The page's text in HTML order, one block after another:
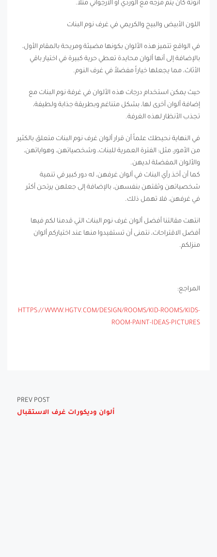
أنوثة كأن يتم مزجه مع الوردي أو الأرجواني مثلاً.
اللون الأبيض والبيج والكريمي في غرف نوم البنات
في الواقع تتميز هذه الألوان بكونها مضيئة ومريحة بالمقام الأول،
بالإضافة إلى أنها ألوان محايدة تعطي حرية كبيرة في اختيار باقي
الأثاث، مما يجعلها خياراً مفضلاً في غرف النوم.
حيث يمكن استخدام درجات هذه الألوان في غرفة نوم البنات مع
إضافة ألوان أخرى لها، بشكل متناغم وبطريقة جذابة ولطيفة،
تجذب الأنظار لهذه الغرفة.
في النهاية نحيطك علماً أن قرار ألوان غرف نوم البنات متعلق بالكثير
من الأمور، مثل: الفترة العمرية للبنات، وشخصياتهن، وهواياتهن،
والألوان المفضلة لديهن.
كما أن أخذ رأي البنات في ألوان غرفهن، له دور كبير في تنمية
شخصياتهن وثقتهن بنفسهن، بالإضافة إلى جعلهن يرتحن أكثر
في غرفهن، فلا تهمل ذلك.
انتهت مقالتنا أفضل ألوان غرف نوم البنات التي قدمنا لكم فيها
أفضل الاقتراحات، نتمنى أن تستفيدوا منها عند اختياركم ألوان
منزلكم.
المراجع:
HTTPS://WWW.HGTV.COM/DESIGN/ROOMS/KID-ROOMS/KIDS-
ROOM-PAINT-IDEAS-PICTURES
PREV POST
ألوان وديكورات غرف الاستقبال